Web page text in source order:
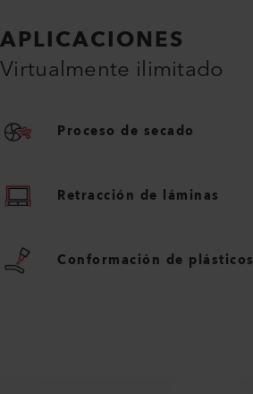
APLICACIONES
Virtualmente ilimitado
Proceso de secado
Retracción de láminas
Conformación de plásticos